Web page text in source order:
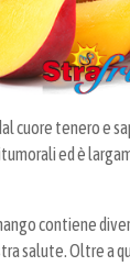
cuore tenero e
ed è
contiene
salute. Oltre a